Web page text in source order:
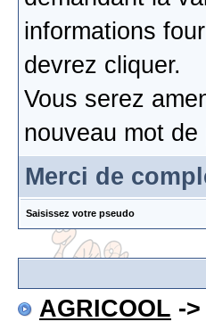
informations
devrez cliquer.
Vous serez
nouveau mot
Merci de
Saisissez votre pseudo
AGRICOOL -